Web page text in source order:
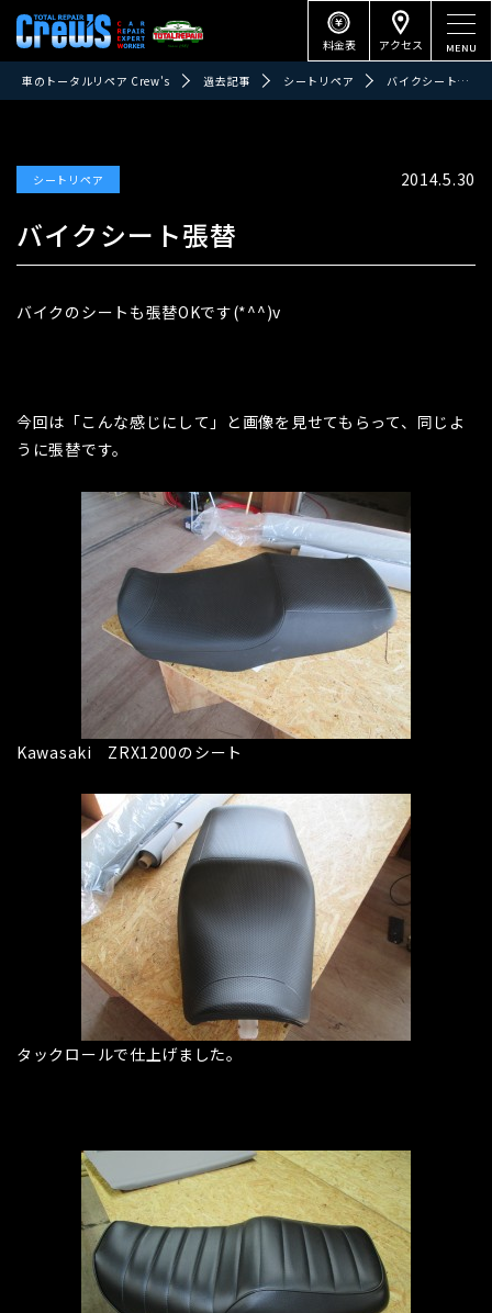
料金表 アクセス
車のトータルリペア Crew's 過去記事 シートリペア バイクシート張替
シートリペア 2014.5.30
バイクシート張替
バイクのシートも張替OKです(*^^)v
今回は「こんな感じにして」と画像を見せてもらって、同じよ
うに張替です。
Kawasaki ZRX1200のシート
タックロールで仕上げました。